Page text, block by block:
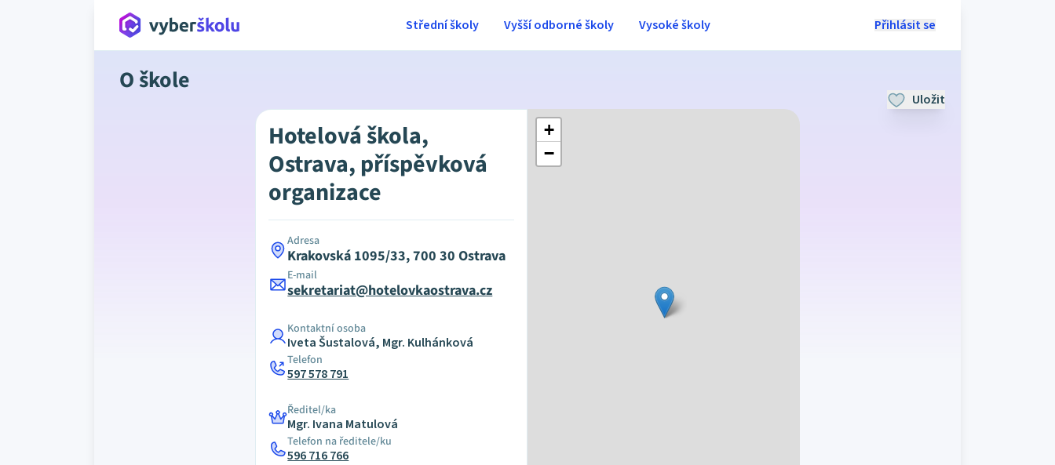
Přihlásit se
Střední školy Vyšší odborné školy Vysoké školy
O škole
Uložit
Hotelová škola,
Ostrava, příspěvková
organizace
Adresa
Krakovská 1095/33, 700 30 Ostrava
E-mail
sekretariat@hotelovkaostrava.cz
Kontaktní osoba
Iveta Šustalová, Mgr. Kulhánková
Telefon
597 578 791
Ředitel/ka
Mgr. Ivana Matulová
Telefon na ředitele/ku
596 716 766
+
−